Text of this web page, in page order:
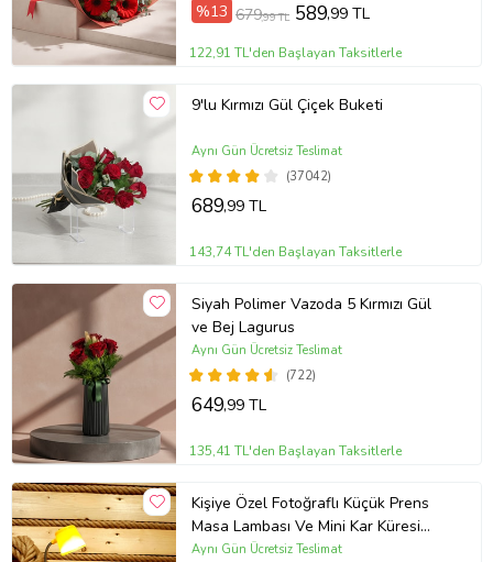
%13 679,99 TL 589,99 TL
122,91 TL'den Başlayan Taksitlerle
9'lu Kırmızı Gül Çiçek Buketi
(37042)
Aynı Gün Ücretsiz Teslimat
689,99 TL
143,74 TL'den Başlayan Taksitlerle
Siyah Polimer Vazoda 5 Kırmızı Gül
ve Bej Lagurus
(722)
Aynı Gün Ücretsiz Teslimat
649,99 TL
135,41 TL'den Başlayan Taksitlerle
Kişiye Özel Fotoğraflı Küçük Prens
Masa Lambası Ve Mini Kar Küresi
Hediye Seti
Aynı Gün Ücretsiz Teslimat